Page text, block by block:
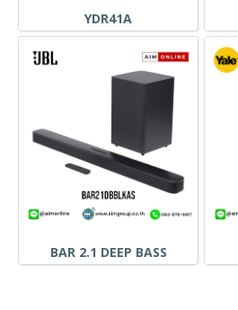
YDR41A
BAR 2.1 DEEP BASS